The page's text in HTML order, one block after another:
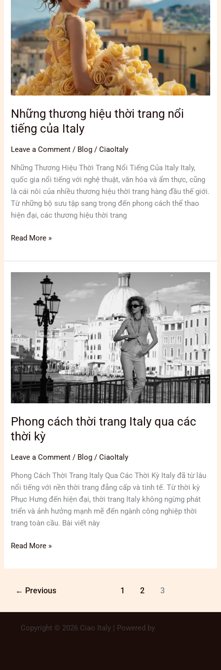
Những thương hiệu thời trang nổi
tiếng của Italy
Leave a Comment / Blog /CiaoItaly
Những Thương Hiệu Thời Trang Nổi Tiếng Của Italy Italy,
quốc gia nổi tiếng với nghệ thuật, văn hóa và ẩm thực, cũng
là cái nôi của nhiều thương hiệu thời trang hàng đầu thế giới.
Từ những bộ sưu tập sang trọng đến phong cách thể thao
hiện đại, các thương hiệu thời trang
nổi
tiếng
của
Italy
Read More »
Phong cách thời trang Italy qua các
thời kỳ
Leave a Comment / Blog /CiaoItaly
Phong Cách Thời Trang Italy Qua Các Thời Kỳ Italy đã từ lâu
nổi tiếng với nền thời trang đẳng cấp và tinh tế. Từ thời kỳ
Phục Hưng đến hiện đại, thời trang Italy không ngừng phát
triển và ảnh hưởng mạnh mẽ đến ngành công nghiệp thời
trang toàn cầu. Bài viết này
qua
các
thời
kỳ
Read More »
← Previous 1 2 3
Copyright © 2026 Ciao Italy | Powered by